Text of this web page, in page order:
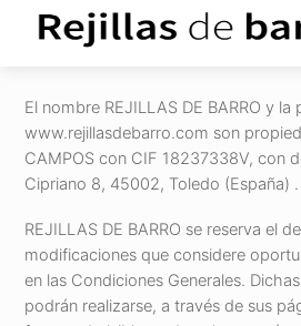
El nombre REJILLAS DE BARRO y la
www.rejillasdebarro.com son
CAMPOS con CIF 18237338V, con
Cipriano 8, 45002, Toledo (España) .
REJILLAS DE BARRO se reserva el
modificaciones que considere
en las Condiciones Generales.
podrán realizarse, a través de sus